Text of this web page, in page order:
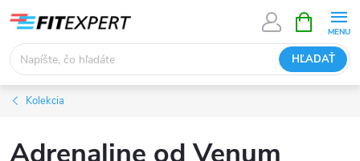
obsah
HĽADAŤ
KOŠÍK
Kolekcia